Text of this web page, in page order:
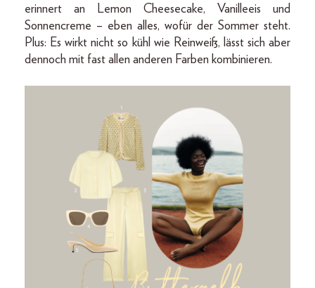
erinnert an Lemon Cheesecake, Vanilleeis und
Sonnencreme – eben alles, wofür der Sommer steht.
Plus: Es wirkt nicht so kühl wie Reinweiß, lässt sich aber
dennoch mit fast allen anderen Farben kombinieren.